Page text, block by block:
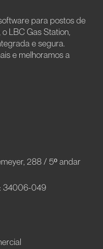
para postos de
LBC Gas Station,
e segura.
e melhoramos a
288 / 5º andar
34006-049